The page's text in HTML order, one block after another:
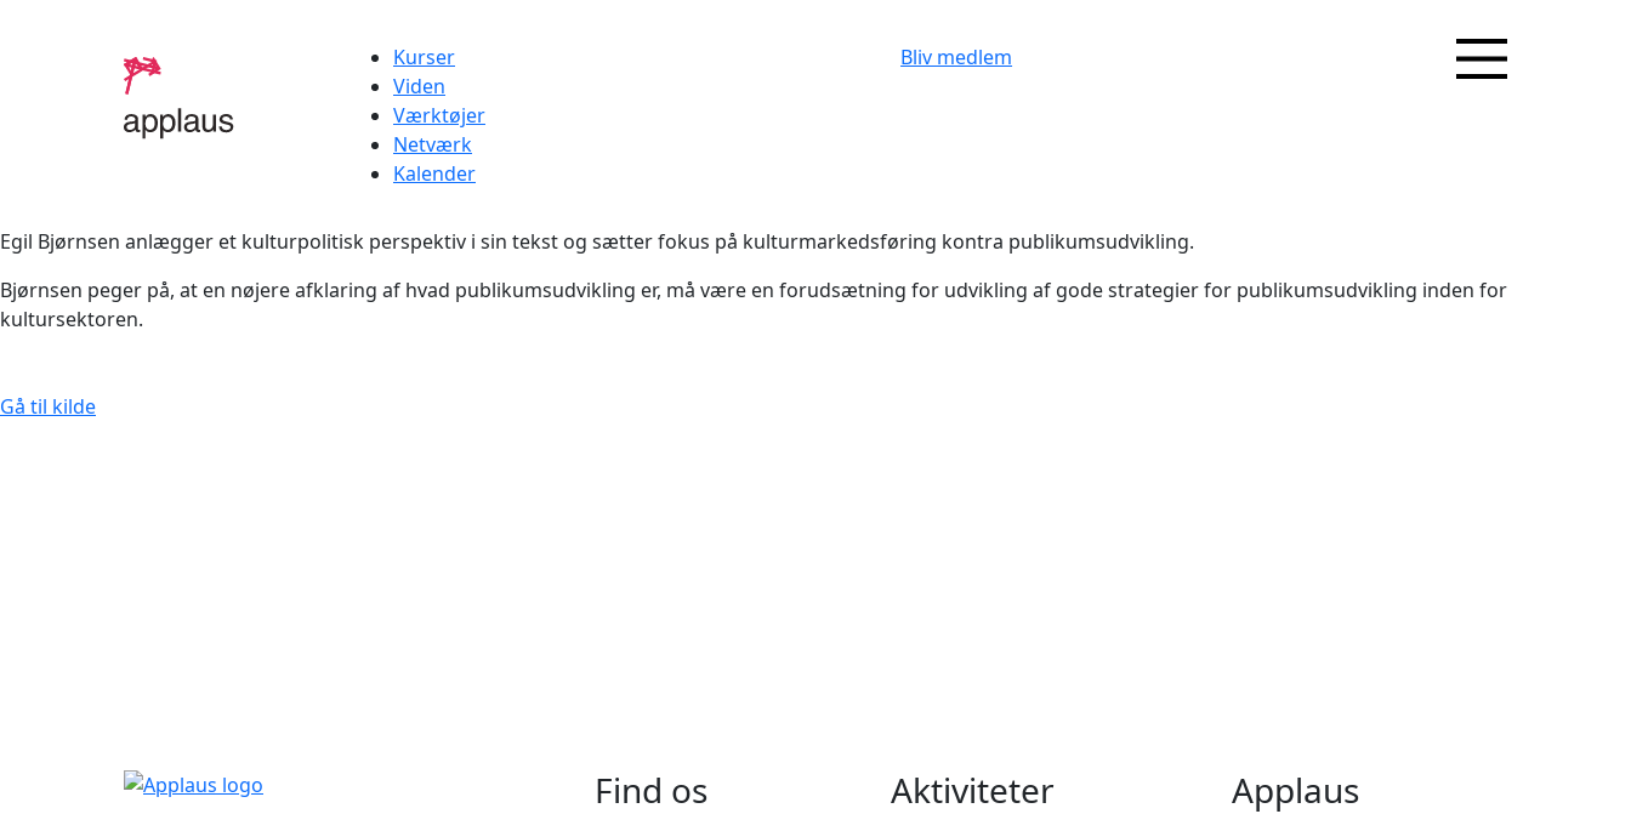
Kurser
Viden
Værktøjer
Netværk
Kalender
Bliv medlem
Egil Bjørnsen anlægger et kulturpolitisk perspektiv i sin tekst og sætter fokus på kulturmarkedsføring kontra publikumsudvikling.
Bjørnsen peger på, at en nøjere afklaring af hvad publikumsudvikling er, må være en forudsætning for udvikling af gode strategier for publikumsudvikling inden for
kultursektoren.
Gå til kilde
Find os Aktiviteter Applaus